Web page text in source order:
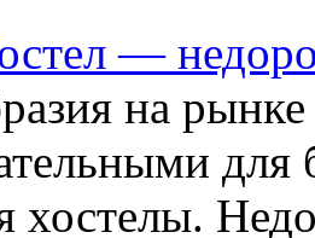
—
на
хостелы.